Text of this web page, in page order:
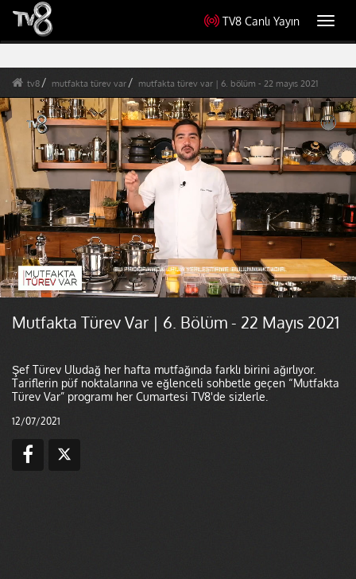
TV8 Canlı Yayın
tv8 mutfakta türev var mutfakta türev var | 6. bölüm - 22 mayıs 2021
Mutfakta Türev Var | 6. Bölüm - 22 Mayıs 2021
Şef Türev Uludağ her hafta mutfağında farklı birini ağırlıyor.
Tariflerin püf noktalarına ve eğlenceli sohbetle geçen “Mutfakta
Türev Var” programı her Cumartesi TV8'de sizlerle.
12/07/2021